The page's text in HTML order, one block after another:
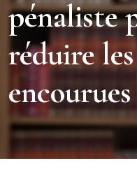
pénaliste
réduire
encourues